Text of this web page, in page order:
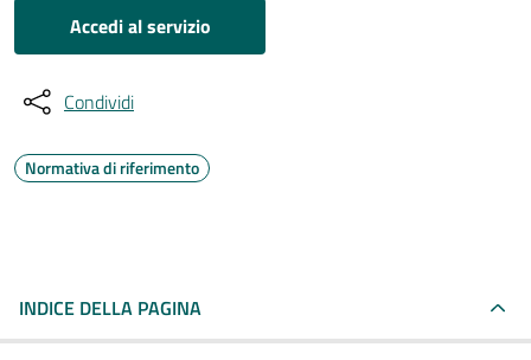
Accedi al servizio
Condividi
Normativa di riferimento
INDICE DELLA PAGINA